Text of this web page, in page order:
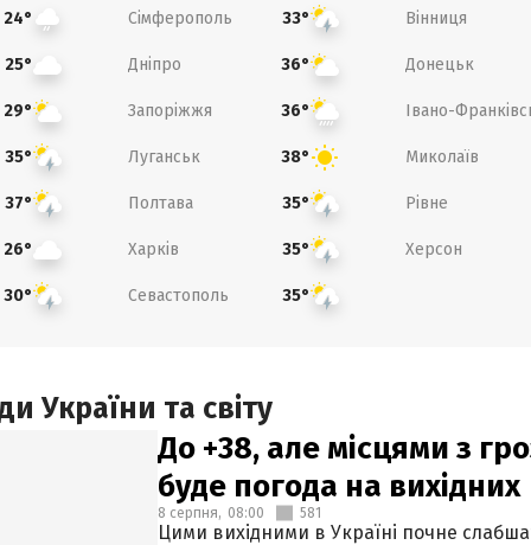
24° Сімферополь 33° Вінниця
25° Дніпро 36° Донецьк
29° Запоріжжя 36° Івано-
35° Луганськ 38° Миколаїв
37° Полтава 35° Рівне
26° Харків 35° Херсон
30° Севастополь 35°
України та світу
До +38, але місцями з
буде погода на вихідних
8 серпня, 08:00 581
Цими вихідними в Україні почне